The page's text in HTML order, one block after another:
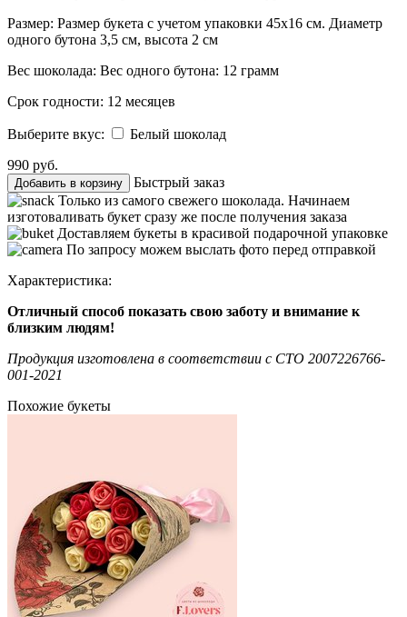
Размер: Размер букета с учетом упаковки 45х16 см. Диаметр
одного бутона 3,5 см, высота 2 см
Вес шоколада: Вес одного бутона: 12 грамм
Срок годности: 12 месяцев
Выберите вкус:
Белый шоколад
990 руб.
Добавить в корзину
Быстрый заказ
Только из самого свежего шоколада. Начинаем
изготоваливать букет сразу же после получения заказа
Доставляем букеты в красивой подарочной упаковке
По запросу можем выслать фото перед отправкой
Характеристика:
Отличный способ показать свою заботу и внимание к
близким людям!
Продукция изготовлена в соответствии c СТО 2007226766-
001-2021
Похожие букеты